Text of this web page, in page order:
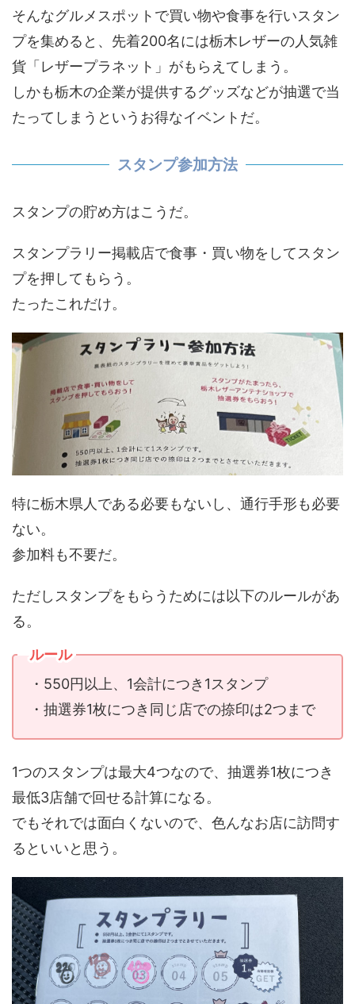
そんなグルメスポットで買い物や食事を行いスタン
プを集めると、先着200名には栃木レザーの人気雑
貨「レザープラネット」がもらえてしまう。
しかも栃木の企業が提供するグッズなどが抽選で当
たってしまうというお得なイベントだ。
スタンプ参加方法
スタンプの貯め方はこうだ。
スタンプラリー掲載店で食事・買い物をしてスタン
プを押してもらう。
たったこれだけ。
特に栃木県人である必要もないし、通行手形も必要
ない。
参加料も不要だ。
ただしスタンプをもらうためには以下のルールがあ
る。
ルール
・550円以上、1会計につき1スタンプ
・抽選券1枚につき同じ店での捺印は2つまで
1つのスタンプは最大4つなので、抽選券1枚につき
最低3店舗で回せる計算になる。
でもそれでは面白くないので、色んなお店に訪問す
るといいと思う。